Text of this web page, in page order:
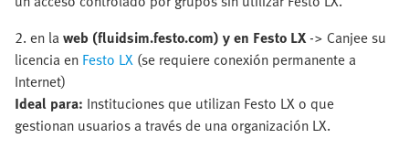
2. en laweb (fluidsim.festo.com) y en Festo LX-> Canjee su
licencia en Festo LX (se requiere conexión permanente a
Internet)
Ideal para: Instituciones que utilizan Festo LX o que
gestionan usuarios a través de una organización LX.